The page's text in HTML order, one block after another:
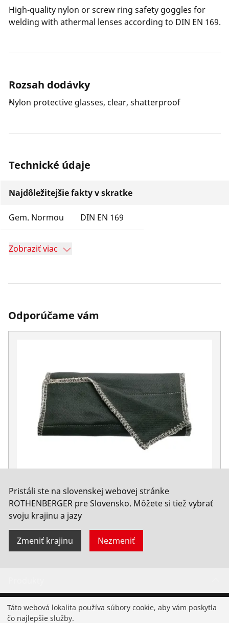
High-quality nylon or screw ring safety goggles for
welding with athermal lenses according to DIN EN 169.
Rozsah dodávky
Nylon protective glasses, clear, shatterproof
Technické údaje
Najdôležitejšie fakty v skratke
Gem. Normou DIN EN 169
Zobraziť viac
Odporúčame vám
Podložka spomaľovač horela, 33 x 50 cm
Nie. 31050
Pristáli ste na slovenskej webovej stránke
ROTHENBERGER pre Slovensko. Môžete si tiež vybrať
svoju krajinu a jazy
Zmeniť krajinu Nezmeniť
Inštalácia
Táto webová lokalita používa súbory cookie, aby vám poskytla
čo najlepšie služby.